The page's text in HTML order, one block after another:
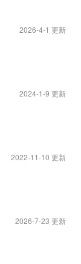
2026-4-1 更新
2024-1-9 更新
2022-11-10 更新
2026-7-23 更新